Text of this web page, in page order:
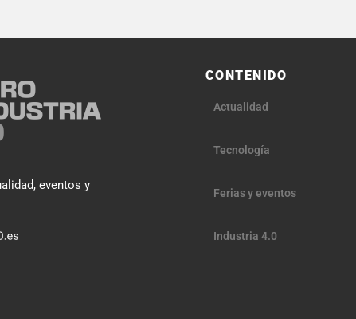
eventos y
CONTENIDO
Actualidad
Tecnología
Ferias y eventos
Industria 4.0